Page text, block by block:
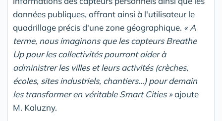
données publiques, offrant ainsi à l'utilisateur le
quadrillage précis d'une zone géographique. « A
terme, nous imaginons que les capteurs Breathe
Up pour les collectivités pourront aider à
administrer les villes et leurs activités (crèches,
écoles, sites industriels, chantiers...) pour demain
les transformer en véritable Smart Cities »ajoute
M. Kaluzny.